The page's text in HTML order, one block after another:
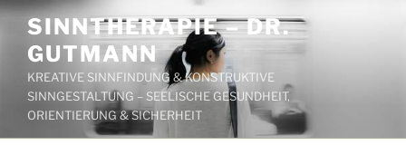
Zum
Inhalt
springen
SINNTHERAPIE – DR.
GUTMANN
KREATIVE SINNFINDUNG & KONSTRUKTIVE
SINNGESTALTUNG – SEELISCHE GESUNDHEIT,
ORIENTIERUNG & SICHERHEIT